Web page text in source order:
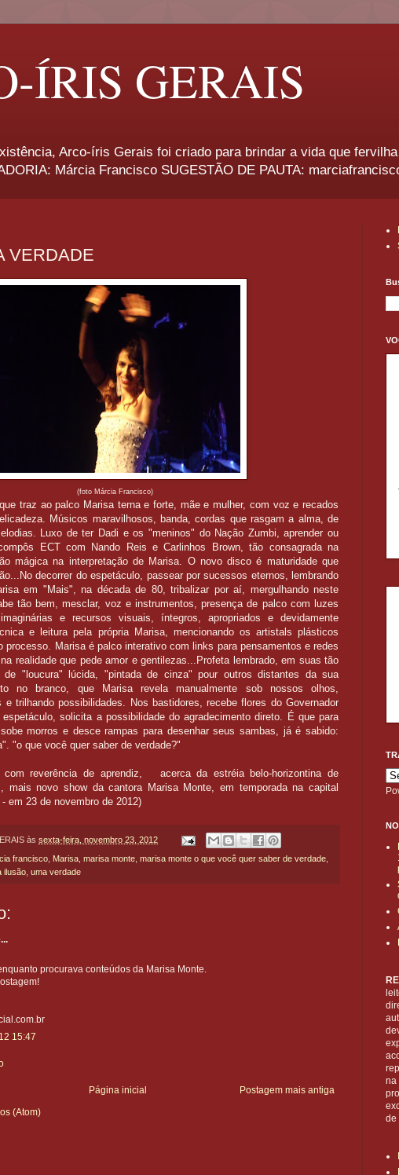
ÍRIS GERAIS
Arco-íris Gerais foi criado para brindar a vida que
Márcia Francisco SUGESTÃO DE PAUTA:
VERDADE
(foto Márcia Francisco)
traz ao palco Marisa terna e forte, mãe e mulher, com voz e recados
Músicos maravilhosos, banda, cordas que rasgam a alma, de
Luxo de ter Dadi e os "meninos" do Nação Zumbi, aprender ou
ECT com Nando Reis e Carlinhos Brown, tão consagrada na
mágica na interpretação de Marisa. O novo disco é maturidade que
decorrer do espetáculo, passear por sucessos eternos, lembrando
em "Mais", na década de 80, tribalizar por aí, mergulhando neste
tão bem, mesclar, voz e instrumentos, presença de palco com luzes
e recursos visuais, íntegros, apropriados e devidamente
e leitura pela própria Marisa, mencionando os artistals plásticos
processo. Marisa é palco interativo com links para pensamentos e redes
realidade que pede amor e gentilezas...Profeta lembrado, em suas tão
de "loucura" lúcida, "pintada de cinza" pour outros distantes da sua
no branco, que Marisa revela manualmente sob nossos olhos,
e trilhando possibilidades. Nos bastidores, recebe flores do Governador
solicita a possibilidade do agradecimento direto. É que para
morros e desce rampas para desenhar seus sambas, já é sabido:
"o que você quer saber de verdade?"
com reverência de aprendiz, acerca da estréia belo-horizontina de
mais novo show da cantora Marisa Monte, em temporada na capital
em 23 de novembro de 2012)
às sexta-feira, novembro 23, 2012
francisco, Marisa, marisa monte, marisa monte o que você quer saber de verdade,
ilusão, uma verdade
procurava conteúdos da Marisa Monte.
15:47
Postagem mais antiga
Página inicial
(Atom)
na
de